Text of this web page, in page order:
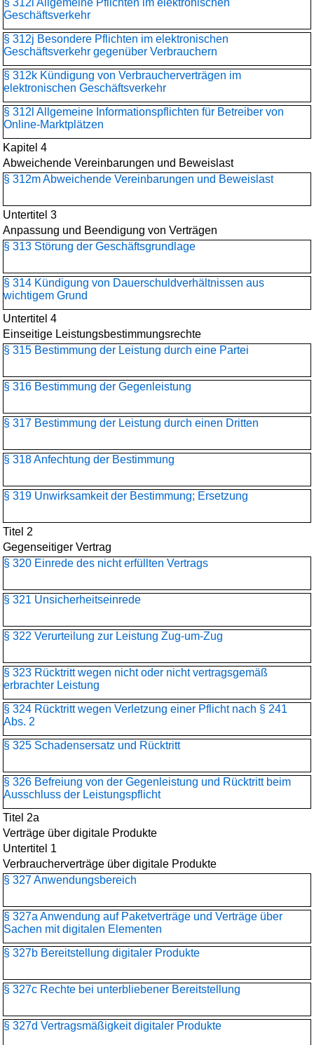
§ 312i Allgemeine Pflichten im elektronischen
Geschäftsverkehr
§ 312j Besondere Pflichten im elektronischen
Geschäftsverkehr gegenüber Verbrauchern
§ 312k Kündigung von Verbraucherverträgen im
elektronischen Geschäftsverkehr
§ 312l Allgemeine Informationspflichten für Betreiber von
Online-Marktplätzen
Kapitel 4
Abweichende Vereinbarungen und Beweislast
§ 312m Abweichende Vereinbarungen und Beweislast
Untertitel 3
Anpassung und Beendigung von Verträgen
§ 313 Störung der Geschäftsgrundlage
§ 314 Kündigung von Dauerschuldverhältnissen aus
wichtigem Grund
Untertitel 4
Einseitige Leistungsbestimmungsrechte
§ 315 Bestimmung der Leistung durch eine Partei
§ 316 Bestimmung der Gegenleistung
§ 317 Bestimmung der Leistung durch einen Dritten
§ 318 Anfechtung der Bestimmung
§ 319 Unwirksamkeit der Bestimmung; Ersetzung
Titel 2
Gegenseitiger Vertrag
§ 320 Einrede des nicht erfüllten Vertrags
§ 321 Unsicherheitseinrede
§ 322 Verurteilung zur Leistung Zug-um-Zug
§ 323 Rücktritt wegen nicht oder nicht vertragsgemäß
erbrachter Leistung
§ 324 Rücktritt wegen Verletzung einer Pflicht nach § 241
Abs. 2
§ 325 Schadensersatz und Rücktritt
§ 326 Befreiung von der Gegenleistung und Rücktritt beim
Ausschluss der Leistungspflicht
Titel 2a
Verträge über digitale Produkte
Untertitel 1
Verbraucherverträge über digitale Produkte
§ 327 Anwendungsbereich
§ 327a Anwendung auf Paketverträge und Verträge über
Sachen mit digitalen Elementen
§ 327b Bereitstellung digitaler Produkte
§ 327c Rechte bei unterbliebener Bereitstellung
§ 327d Vertragsmäßigkeit digitaler Produkte